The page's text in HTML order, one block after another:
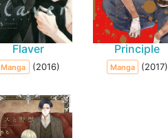
Flaver
Manga (2016)
Principle
Manga (2017)